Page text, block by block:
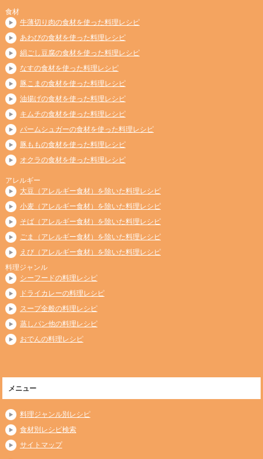
食材
牛薄切り肉の食材を使った料理レシピ
あわびの食材を使った料理レシピ
絹ごし豆腐の食材を使った料理レシピ
なすの食材を使った料理レシピ
豚こまの食材を使った料理レシピ
油揚げの食材を使った料理レシピ
キムチの食材を使った料理レシピ
パームシュガーの食材を使った料理レシピ
豚ももの食材を使った料理レシピ
オクラの食材を使った料理レシピ
アレルギー
大豆（アレルギー食材）を除いた料理レシピ
小麦（アレルギー食材）を除いた料理レシピ
そば（アレルギー食材）を除いた料理レシピ
ごま（アレルギー食材）を除いた料理レシピ
えび（アレルギー食材）を除いた料理レシピ
料理ジャンル
シーフードの料理レシピ
ドライカレーの料理レシピ
スープ全般の料理レシピ
蒸しパン他の料理レシピ
おでんの料理レシピ
メニュー
料理ジャンル別レシピ
食材別レシピ検索
サイトマップ